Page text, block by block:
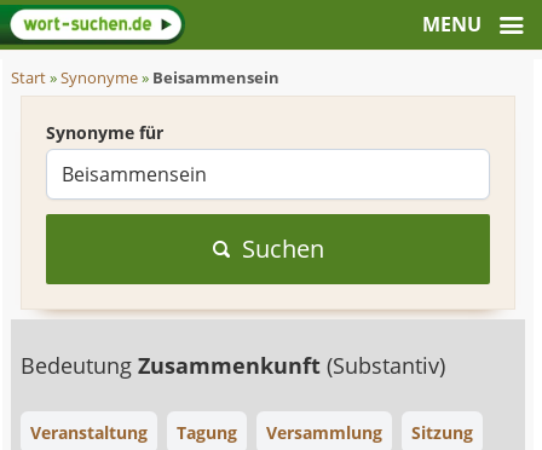
Start»Synonyme» Beisammensein
Synonyme für
Suchen
BedeutungZusammenkunft(Substantiv)
Veranstaltung Tagung Versammlung Sitzung